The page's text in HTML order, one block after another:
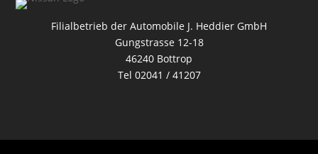
Filialbetrieb der Automobile J. Heddier GmbH
Gungstrasse 12-18
46240 Bottrop
Tel 02041 / 41207